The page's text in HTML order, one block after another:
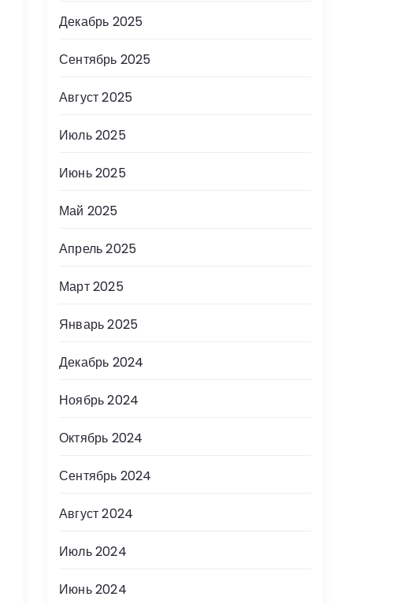
Декабрь 2025
Сентябрь 2025
Август 2025
Июль 2025
Июнь 2025
Май 2025
Апрель 2025
Март 2025
Январь 2025
Декабрь 2024
Ноябрь 2024
Октябрь 2024
Сентябрь 2024
Август 2024
Июль 2024
Июнь 2024